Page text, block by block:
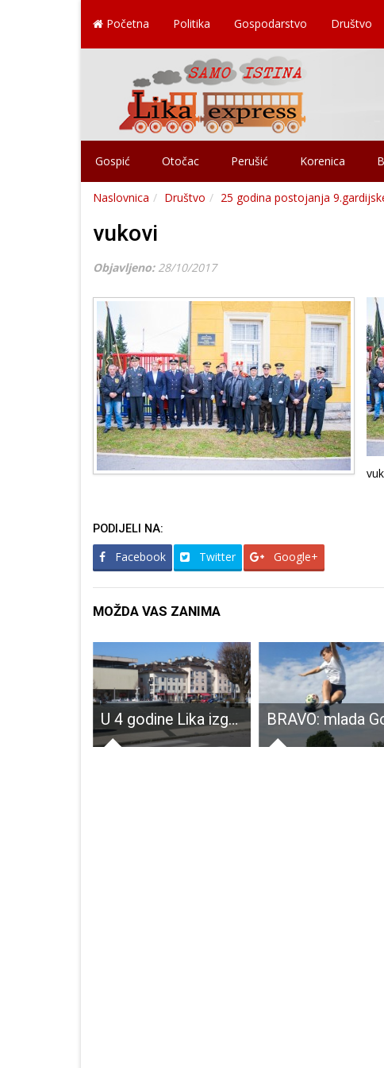
Početna Politika Gospodarstvo Društvo
Gospić Otočac Perušić Korenica
Naslovnica Društvo 25 godina postojanja
vukovi
Objavljeno: 28/10/2017
PODIJELI NA:
Facebook Twitter Google+
MOŽDA VAS ZANIMA
U 4 godine Lika izgubila više od 3,000 stanovnika